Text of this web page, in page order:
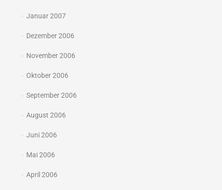
Januar 2007
Dezember 2006
November 2006
Oktober 2006
September 2006
August 2006
Juni 2006
Mai 2006
April 2006